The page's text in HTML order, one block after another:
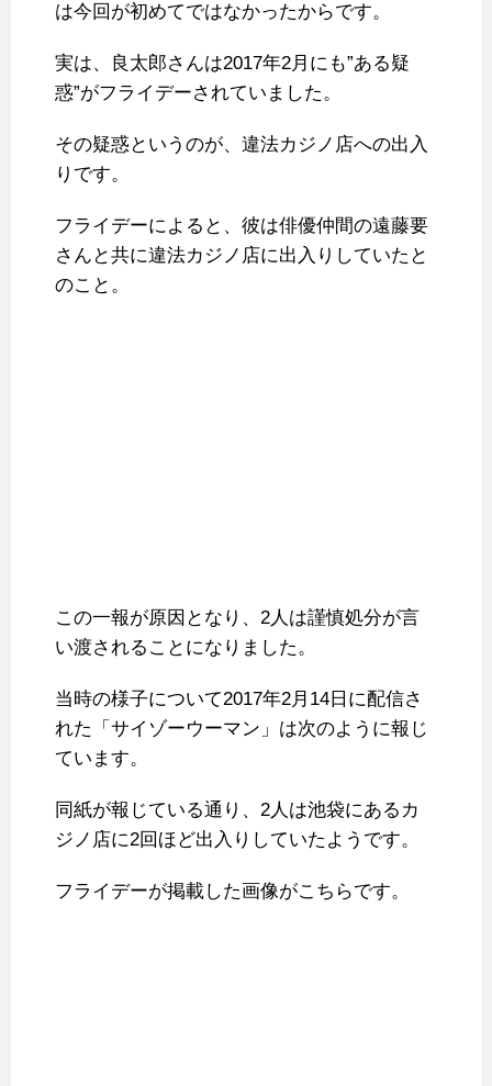
は今回が初めてではなかったからです。
実は、良太郎さんは2017年2月にも”ある疑
惑”がフライデーされていました。
その疑惑というのが、違法カジノ店への出入
りです。
フライデーによると、彼は俳優仲間の遠藤要
さんと共に違法カジノ店に出入りしていたと
のこと。
この一報が原因となり、2人は謹慎処分が言
い渡されることになりました。
当時の様子について2017年2月14日に配信さ
れた「サイゾーウーマン」は次のように報じ
ています。
同紙が報じている通り、2人は池袋にあるカ
ジノ店に2回ほど出入りしていたようです。
フライデーが掲載した画像がこちらです。